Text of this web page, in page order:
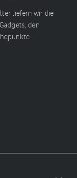
liefern wir die
den